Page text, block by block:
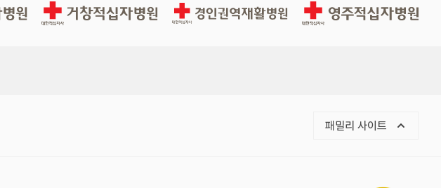
거창적십자병원 경인권역적십자병원 영주적십자병원
패밀리 사이트